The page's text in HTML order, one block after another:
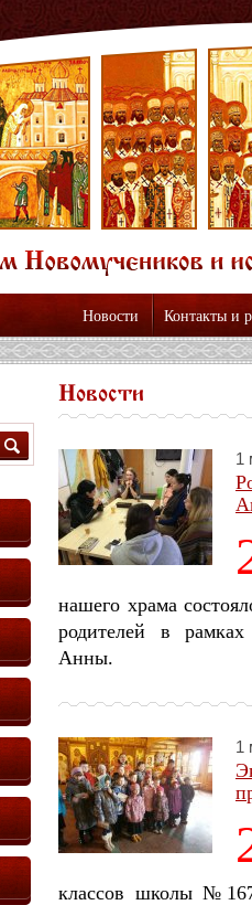
Новости Контакты и
Новости
1
нашего храма
родителей в
Анны.
1
классов школы